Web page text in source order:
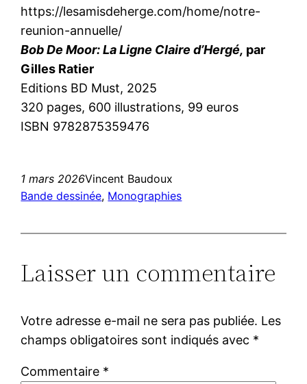
https://lesamisdeherge.com/home/notre-
reunion-annuelle/
Bob De Moor: La Ligne Claire d’Hergé, par
Gilles Ratier
Editions BD Must, 2025
320 pages, 600 illustrations, 99 euros
ISBN 9782875359476
1 mars 2026Vincent Baudoux
Bande dessinée, Monographies
Laisser un commentaire
Votre adresse e-mail ne sera pas publiée. Les
champs obligatoires sont indiqués avec *
Commentaire *